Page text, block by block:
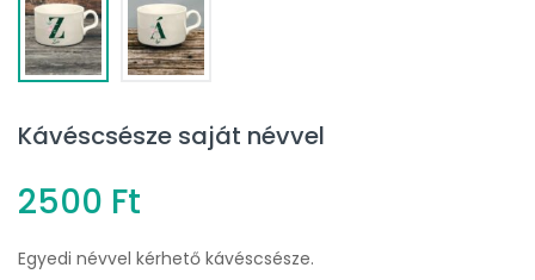
Kávéscsésze saját névvel
2500 Ft
Egyedi névvel kérhető kávéscsésze.